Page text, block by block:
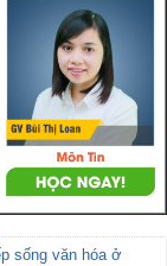
sống văn hóa ở